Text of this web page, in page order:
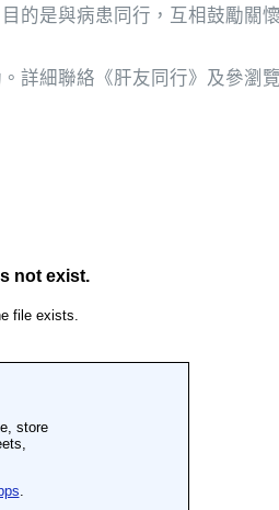
的是與病患同行，互相鼓勵關
詳細聯絡《肝友同行》及參瀏